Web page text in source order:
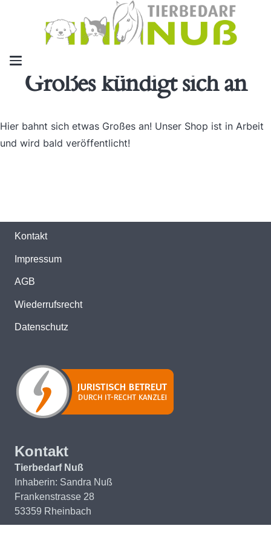
Großes kündigt sich an
Hier bahnt sich etwas Großes an! Unser Shop ist in Arbeit
und wird bald veröffentlicht!
Kontakt
Impressum
AGB
Wiederrufsrecht
Datenschutz
Kontakt
Tierbedarf Nuß
Inhaberin: Sandra Nuß
Frankenstrasse 28
53359 Rheinbach